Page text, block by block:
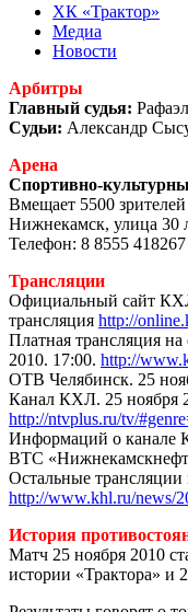
ХК «Трактор»
Медиа
Новости
Арбитры
Главный судья:
Судьи: Александр
Арена
Спортивно-
Вмещает 5500 зрителей
Нижнекамск, улица 30
Телефон: 8 8555 418267
Трансляции
Официальный сайт
трансляция http://
Платная трансляция
2010. 17:00. http://
ОТВ Челябинск. 25
Канал КХЛ. 25 ноября
http://ntvplus.ru/tv/
Информаций о канале
ВТС
Остальные
http://www.khl.ru/news/
История
Матч 25 ноября 2010
истории «Трактора» и